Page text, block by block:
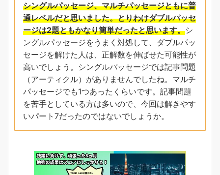
シングルパッセージ、マルチパッセージともに普
通レベルだと思いました。とりわけダブルパッセ
ージは2題ともかなり簡単だったと思います。シ
ングルパッセージをうまく対処して、ダブルパッ
セージを解けた人は、正解数を伸ばせた可能性が
高いでしょう。シングルパッセージでは記事問題
（アーティクル）がありませんでしたね。マルチ
パッセージでも1つあったくらいです。記事問題
を苦手としている方は多いので、今回は解きやす
いパート7だったのではないでしょうか。